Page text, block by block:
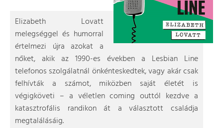
Elizabeth Lovatt
melegséggel és humorral
értelmezi újra azokat a
nőket, akik az 1990-es években a Lesbian Line
telefonos szolgálatnál önkénteskedtek, vagy akár csak
felhívták a számot, miközben saját életét is
végigköveti – a véletlen coming outtól kezdve a
katasztrofális randikon át a választott családja
megtalálásáig.